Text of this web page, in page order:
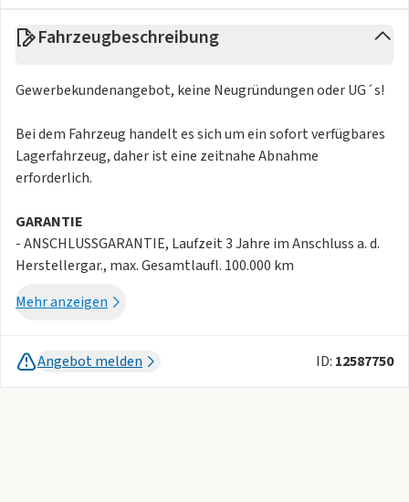
Fahrzeugbeschreibung
Gewerbekundenangebot, keine Neugründungen oder UG´s!
Bei dem Fahrzeug handelt es sich um ein sofort verfügbares
Lagerfahrzeug, daher ist eine zeitnahe Abnahme
erforderlich.
GARANTIE
- ANSCHLUSSGARANTIE, Laufzeit 3 Jahre im Anschluss a. d.
Herstellergar., max. Gesamtlaufl. 100.000 km
- NAVIGATIONSSYSTEM
- IQ.LIGHT - LED-Matrixscheinwerfer
Mehr anzeigen
Angebot melden ID: 12587750